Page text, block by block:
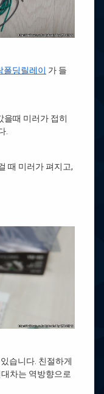
폴딩릴레이 가 들
을때 미러가 접히
.
때 미러가 펴지고,
습니다. 친절하게
차는 역방향으로